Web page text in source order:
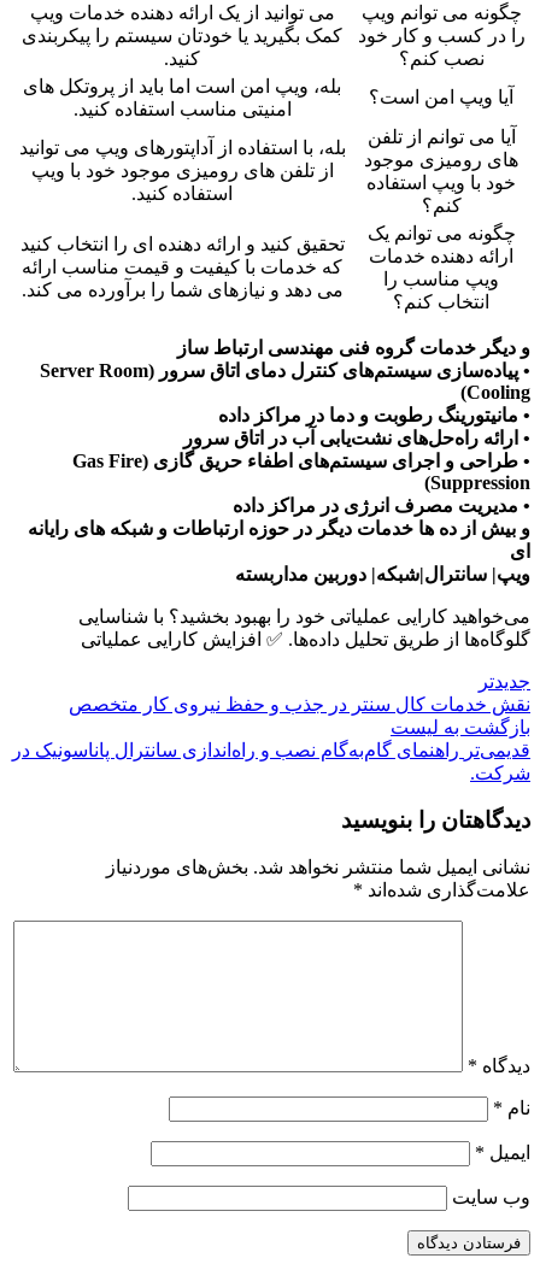
چگونه می توانم ویپ
را در کسب و کار خود
نصب کنم؟
می توانید از یک ارائه دهنده خدمات ویپ
کمک بگیرید یا خودتان سیستم را پیکربندی
کنید.
آیا ویپ امن است؟
بله، ویپ امن است اما باید از پروتکل های
امنیتی مناسب استفاده کنید.
آیا می توانم از تلفن
های رومیزی موجود
خود با ویپ استفاده
کنم؟
بله، با استفاده از آداپتورهای ویپ می توانید
از تلفن های رومیزی موجود خود با ویپ
استفاده کنید.
چگونه می توانم یک
ارائه دهنده خدمات
ویپ مناسب را
انتخاب کنم؟
تحقیق کنید و ارائه دهنده ای را انتخاب کنید
که خدمات با کیفیت و قیمت مناسب ارائه
می دهد و نیازهای شما را برآورده می کند.
و دیگر خدمات گروه فنی مهندسی ارتباط ساز
• پیاده‌سازی سیستم‌های کنترل دمای اتاق سرور (Server Room
Cooling)
• مانیتورینگ رطوبت و دما در مراکز داده
• ارائه راه‌حل‌های نشت‌یابی آب در اتاق سرور
• طراحی و اجرای سیستم‌های اطفاء حریق گازی (Gas Fire
Suppression)
• مدیریت مصرف انرژی در مراکز داده
و بیش از ده ها خدمات دیگر در حوزه ارتباطات و شبکه های رایانه
ای
ویپ| سانترال|شبکه| دوربین مداربسته
می‌خواهید کارایی عملیاتی خود را بهبود بخشید؟ با شناسایی
گلوگاه‌ها از طریق تحلیل داده‌ها. ✅ افزایش کارایی عملیاتی
جدیدتر
نقش خدمات کال سنتر در جذب و حفظ نیروی کار متخصص
بازگشت بە لیست
قدیمی‌تر راهنمای گام‌به‌گام نصب و راه‌اندازی سانترال پاناسونیک در
شرکت.
دیدگاهتان را بنویسید
نشانی ایمیل شما منتشر نخواهد شد. بخش‌های موردنیاز
علامت‌گذاری شده‌اند *
دیدگاه *
نام *
ایمیل *
وب‌ سایت